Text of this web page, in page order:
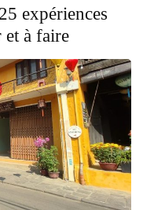
expériences
à faire